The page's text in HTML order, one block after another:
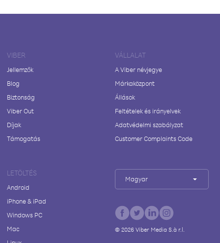
VIBER
Jellemzők
Blog
Biztonság
Viber Out
Díjak
Támogatás
VÁLLALAT
A Viber névjegye
Márkaközpont
Állások
Feltételek és irányelvek
Adatvédelmi szabályzat
Customer Complaints Code
LETÖLTÉS
Android
iPhone & iPad
Windows PC
Mac
Magyar
© 2026Viber Media S.à r.l.